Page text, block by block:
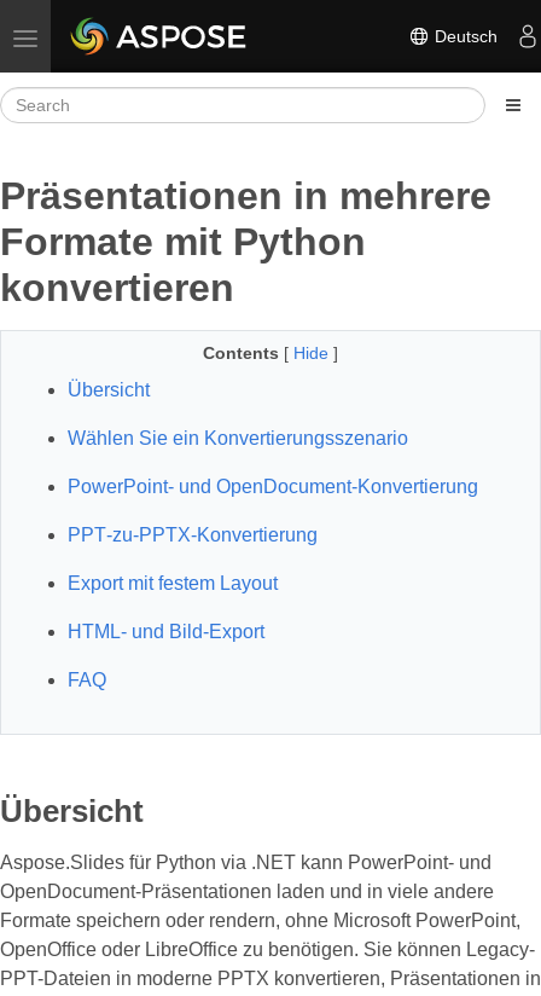
Toggle navigation Deutsch
Präsentationen in mehrere
Formate mit Python
konvertieren
Contents [ Hide ]
Übersicht
Wählen Sie ein Konvertierungsszenario
PowerPoint- und OpenDocument-Konvertierung
PPT‑zu‑PPTX‑Konvertierung
Export mit festem Layout
HTML‑ und Bild‑Export
FAQ
Übersicht
Aspose.Slides für Python via .NET kann PowerPoint- und
OpenDocument-Präsentationen laden und in viele andere
Formate speichern oder rendern, ohne Microsoft PowerPoint,
OpenOffice oder LibreOffice zu benötigen. Sie können Legacy-
PPT-Dateien in moderne PPTX konvertieren, Präsentationen in